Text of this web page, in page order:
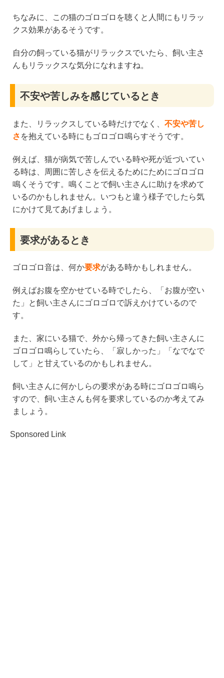
ちなみに、この猫のゴロゴロを聴くと人間にもリラッ
クス効果があるそうです。
自分の飼っている猫がリラックスでいたら、飼い主さ
んもリラックスな気分になれますね。
不安や苦しみを感じているとき
また、リラックスしている時だけでなく、 不安や苦し
さ を抱えている時にもゴロゴロ鳴らすそうです。
例えば、猫が病気で苦しんでいる時や死が近づいてい
る時は、周囲に苦しさを伝えるためにためにゴロゴロ
鳴くそうです。鳴くことで飼い主さんに助けを求めて
いるのかもしれません。いつもと違う様子でしたら気
にかけて見てあげましょう。
要求があるとき
ゴロゴロ音は、何か要求がある時かもしれません。
例えばお腹を空かせている時でしたら、「お腹が空い
た」と飼い主さんにゴロゴロで訴えかけているので
す。
また、家にいる猫で、外から帰ってきた飼い主さんに
ゴロゴロ鳴らしていたら、「寂しかった」「なでなで
して」と甘えているのかもしれません。
飼い主さんに何かしらの要求がある時にゴロゴロ鳴ら
すので、飼い主さんも何を要求しているのか考えてみ
ましょう。
Sponsored Link